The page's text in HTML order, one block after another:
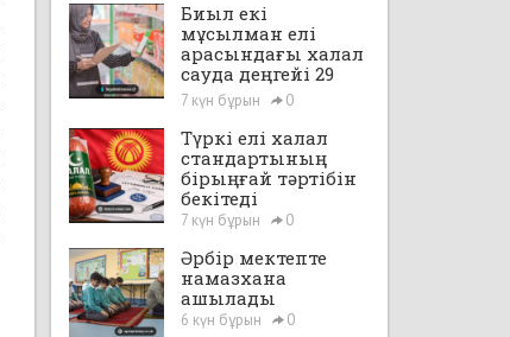
Биыл екі
мұсылман елі
арасындағы халал
сауда деңгейі 29
млрд доллардан
асады
7 күн бұрын 0
Түркі елі халал
стандартының
бірыңғай тәртібін
бекітеді
7 күн бұрын 0
Әрбір мектепте
намазхана
ашылады
6 күн бұрын 0